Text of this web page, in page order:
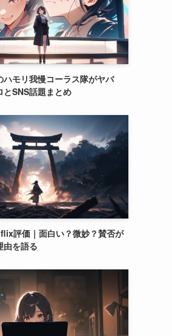
ハモリ我慢コーラス隊がヤバ
とSNS話題まとめ
評価｜面白い？微妙？賛否が
由を語る